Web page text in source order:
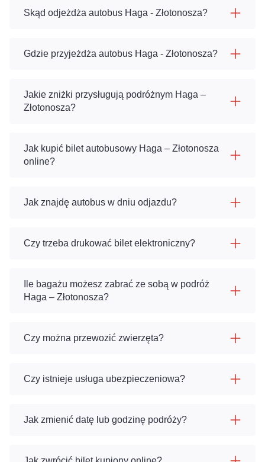
Skąd odjeżdża autobus Haga - Złotonosza?
Gdzie przyjeżdża autobus Haga - Złotonosza?
Jakie zniżki przysługują podróżnym Haga –
Złotonosza?
Jak kupić bilet autobusowy Haga – Złotonosza
online?
Jak znajdę autobus w dniu odjazdu?
Czy trzeba drukować bilet elektroniczny?
Ile bagażu możesz zabrać ze sobą w podróż
Haga – Złotonosza?
Czy można przewozić zwierzęta?
Czy istnieje usługa ubezpieczeniowa?
Jak zmienić datę lub godzinę podróży?